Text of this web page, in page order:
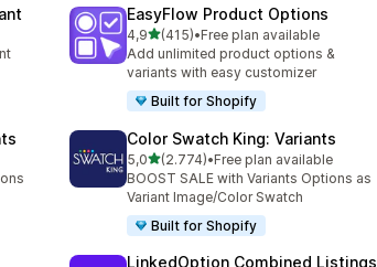
EasyFlow Product Options
4,9de 5 estrelas
(415)
415 total de avaliações
•Free plan available
Add unlimited product options &
variants with easy customizer
Built for Shopify
Color Swatch King: Variants
5,0de 5 estrelas
(2.774)
2774 total de avaliações
•Free plan available
BOOST SALE with Variants Options as
Variant Image/Color Swatch
Built for Shopify
LinkedOption Combined Listings